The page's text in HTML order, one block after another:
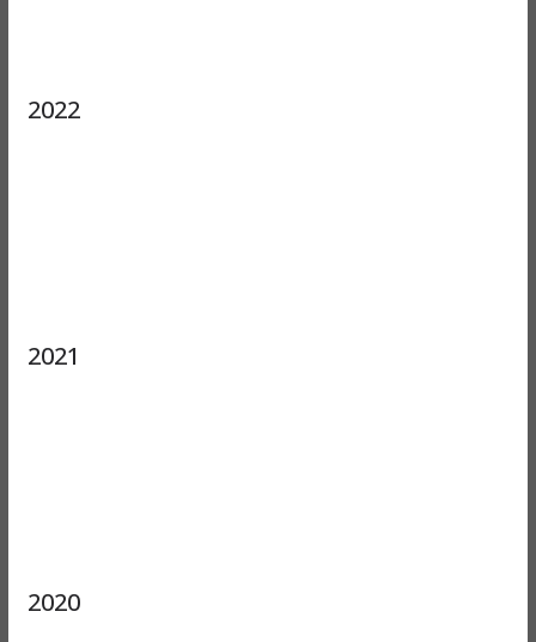
2022
2021
2020